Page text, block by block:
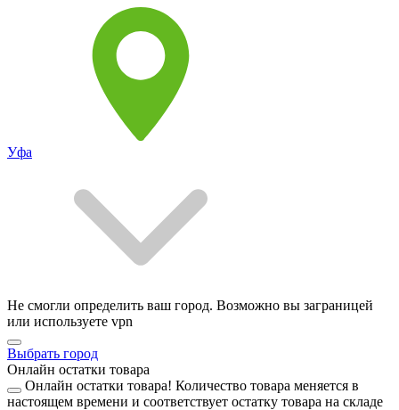
Уфа
Не смогли определить ваш город. Возможно вы заграницей
или используете vpn
Выбрать город
Онлайн остатки товара
Онлайн остатки товара! Количество товара меняется в
настоящем времени и соответствует остатку товара на складе